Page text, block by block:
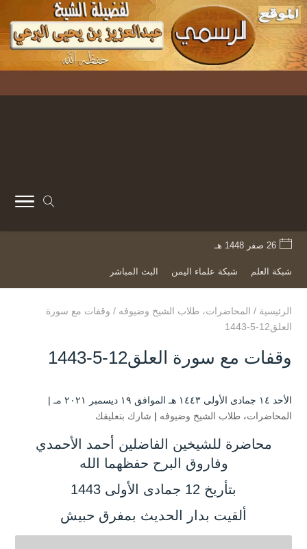
26 صفر 1448 هـ
شبكة العلم شبكة علماء اليمن البث المباشر
الرئيسية / المحاضرات، طلاب الشيخ وضيوفه / وقفات مع سورة
العلق12-5-1443
وقفات مع سورة العلق12-5-1443
الأحد ۱٤ جمادى الأولى ۱٤٤۳ هـ الموافق ۱۹ ديسمبر ۲۰۲۱ مـ |
المحاضرات، طلاب الشيخ وضيوفه | شارك بتعليقك
محاضرة للشيخين الفاضلين أحمد الأحمدي
وفاروق البرح حفظهما الله
بتأريخ 12 جمادى الأولى 1443
ألقيت بدار الحديث بمفرق حبيش